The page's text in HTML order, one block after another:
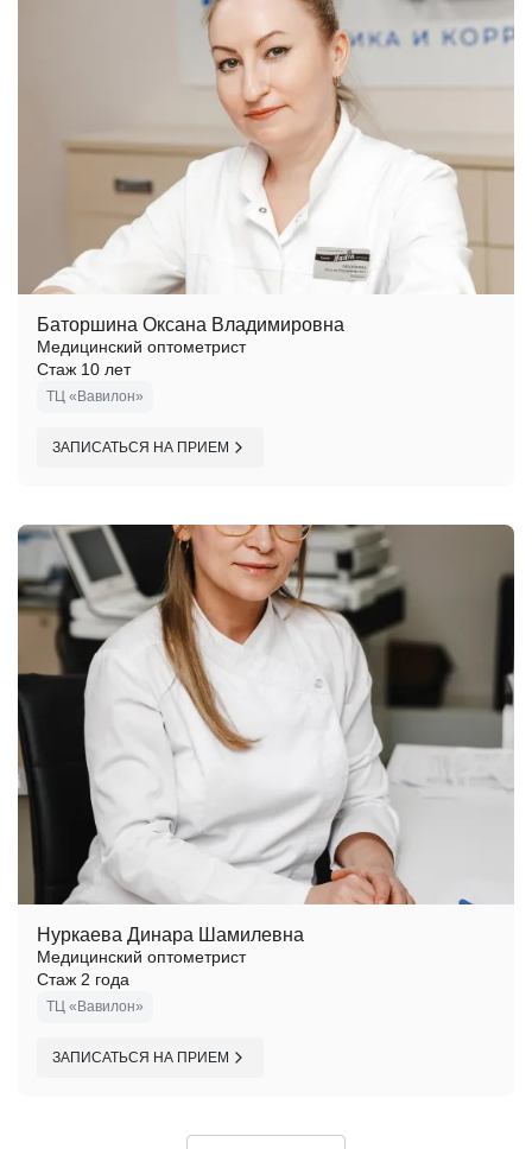
Баторшина Оксана Владимировна
Медицинский оптометрист
Стаж 10 лет
ТЦ «Вавилон»
ЗАПИСАТЬСЯ НА ПРИЕМ
Нуркаева Динара Шамилевна
Медицинский оптометрист
Стаж 2 года
ТЦ «Вавилон»
ЗАПИСАТЬСЯ НА ПРИЕМ